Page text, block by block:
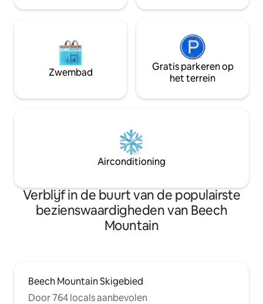
Zwembad
Gratis parkeren op
het terrein
Airconditioning
Verblijf in de buurt van de populairste
bezienswaardigheden van Beech
Mountain
Beech Mountain Skigebied
Door 764 locals aanbevolen